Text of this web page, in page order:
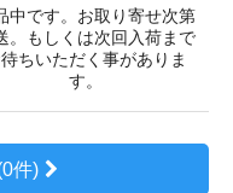
中です。お取り寄せ次第
。もしくは次回入荷まで
ちいただく事がありま
す。
件)